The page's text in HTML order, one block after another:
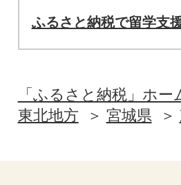
ふるさと納税で留学支
「ふるさと納税」ホー
東北地方
宮城県